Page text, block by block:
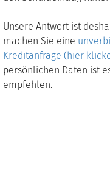
Unsere Antwort ist
machen Sie eine
Kreditanfrage (hier
persönlichen Daten ist
empfehlen.